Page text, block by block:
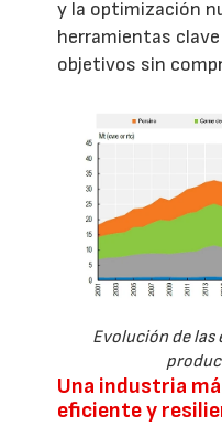
y la optimización
herramientas
objetivos sin
Evolución de las
Una industria
eficiente y